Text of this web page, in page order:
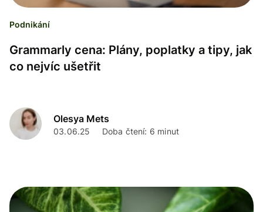
Podnikání
Grammarly cena: Plány, poplatky a tipy, jak
co nejvíc ušetřit
Olesya Mets
03.06.25 Doba čtení: 6 minut